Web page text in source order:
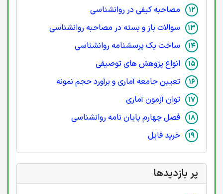
مصاحبه کیفی در روانشناسی
سوالات باز و بسته در مصاحبه روانشناسی
ساخت یک پرسشنامه روانشناسی
انواع پژوهش های توصیفی
تعیین جامعه آماری و برآورد حجم نمونه
توان آزمون آماری
فصل چهارم پایان نامه روانشناسی
خرید فایل
پر بازدیدها